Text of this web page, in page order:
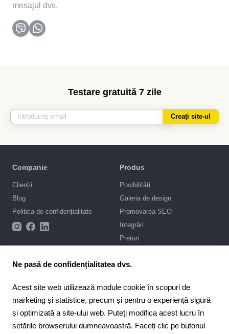
mesajul dvs.
Testare gratuită 7 zile
Creați site-ul
Companie
Clienții
Blog
Politica de confidențialitate
Produs
Posibilități
Galeria de design
Promovarea SEO
Integrări
Prețuri
Asistență
Scrie-ne în chat
Contract public
Pentru parteneri
Ne pasă de confidențialitatea dvs.
Acest site web utilizează module cookie în scopuri de
marketing și statistice, precum și pentru o experiență sigură
și optimizată a site-ului web. Puteți modifica acest lucru în
setările browserului dumneavoastră. Faceți clic pe butonul